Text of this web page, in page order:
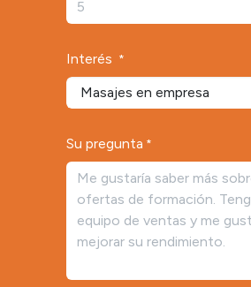
Interés *
Su pregunta *